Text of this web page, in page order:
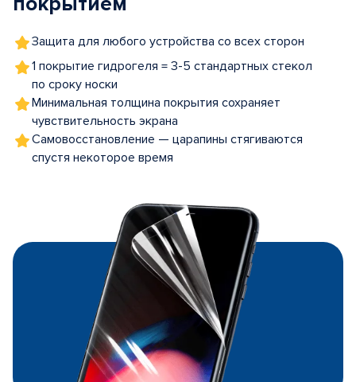
Защита для любого устройства со всех сторон
1 покрытие гидрогеля = 3-5 стандартных стекол
по сроку носки
Минимальная толщина покрытия сохраняет
чувствительность экрана
Самовосстановление — царапины стягиваются
спустя некоторое время